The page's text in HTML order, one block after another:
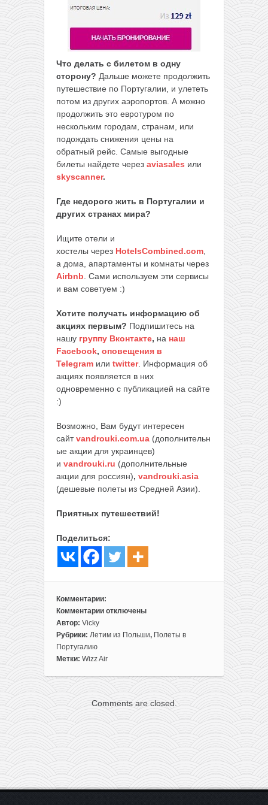
Что делать с билетом в одну
сторону? Дальше можете продолжить
путешествие по Португалии, и улететь
потом из других аэропортов. А можно
продолжить это евротуром по
нескольким городам, странам, или
подождать снижения цены на
обратный рейс. Самые выгодные
билеты найдете через aviasales или
skyscanner.
Где недорого жить в Португалии и
других странах мира?
Ищите отели и
хостелы через HotelsCombined.com
а дома, апартаменты и комнаты через
Airbnb . Сами используем эти сервисы
и вам советуем :)
Хотите получать информацию об
акциях первым? Подпишитесь на
нашу группу Вконтакте, на наш
Facebook, оповещения в
Telegram или twitter. Информация об
акциях появляется в них
одновременно с публикацией на сайте
:)
Возможно, Вам будут интересен
сайтvandrouki.com.ua (дополнительн
ые акции для украинцев)
и vandrouki.ru (дополнительные
акции для россиян), vandrouki.asia
(дешевые полеты из Средней Азии).
Приятных путешествий!
Поделиться:
Комментарии:
Комментарии
к
записи
Прямые
рейсы
в
Португалию
всего
членам
отключены
Автор: Vicky
Рубрики: Летим из Польши, Полеты в
Португалию
Метки: Wizz Air
Comments are closed.